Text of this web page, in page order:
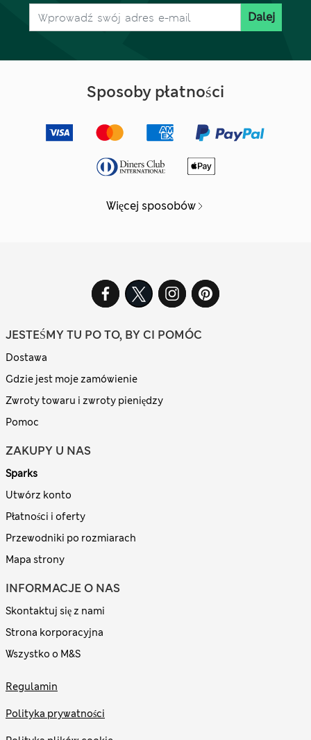
Dalej
Sposoby płatności
Więcej sposobów
JESTEŚMY TU PO TO, BY CI POMÓC
Dostawa
Gdzie jest moje zamówienie
Zwroty towaru i zwroty pieniędzy
Pomoc
ZAKUPY U NAS
Sparks
Utwórz konto
Płatności i oferty
Przewodniki po rozmiarach
Mapa strony
INFORMACJE O NAS
Skontaktuj się z nami
Strona korporacyjna
Wszystko o M&S
Regulamin
Polityka prywatności